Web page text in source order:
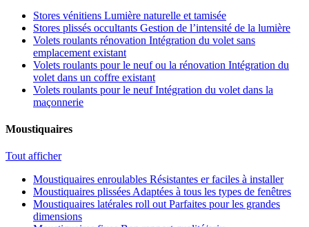
Stores vénitiens Lumière naturelle et tamisée
Stores plissés occultants Gestion de l’intensité de la lumière
Volets roulants rénovation Intégration du volet sans
emplacement existant
Volets roulants pour le neuf ou la rénovation Intégration du
volet dans un coffre existant
Volets roulants pour le neuf Intégration du volet dans la
maçonnerie
Moustiquaires
Tout afficher
Moustiquaires enroulables Résistantes er faciles à installer
Moustiquaires plissées Adaptées à tous les types de fenêtres
Moustiquaires latérales roll out Parfaites pour les grandes
dimensions